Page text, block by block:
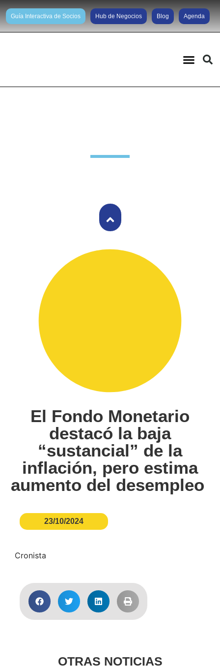
Guía Interactiva de Socios Hub de Negocios Blog Agenda
El Fondo Monetario
destacó la baja
“sustancial” de la
inflación, pero estima
aumento del desempleo
23/10/2024
Cronista
OTRAS NOTICIAS